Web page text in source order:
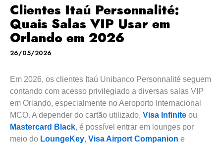
Clientes Itaú Personnalité:
Quais Salas VIP Usar em
Orlando em 2026
26/05/2026
Em 2026, os clientes Itaú Unibanco Personnalité seguem
contando com acesso privilegiado a diversas salas VIP
em Orlando, especialmente no Aeroporto Internacional
MCO. A depender do cartão utilizado, Visa Infinite ou
Mastercard Black, é possível entrar em lounges por
meio do LoungeKey, Visa Airport Companion e